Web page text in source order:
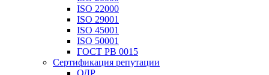
ISO 22000
ISO 29001
ISO 45001
ISO 50001
ГОСТ РВ 0015
Сертификация репутации
ОДР